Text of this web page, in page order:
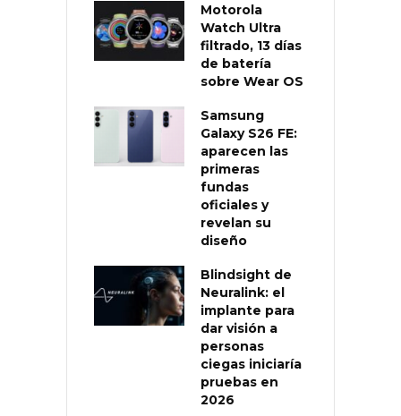
Motorola
Watch Ultra
filtrado, 13 días
de batería
sobre Wear OS
Samsung
Galaxy S26 FE:
aparecen las
primeras
fundas
oficiales y
revelan su
diseño
Blindsight de
Neuralink: el
implante para
dar visión a
personas
ciegas iniciaría
pruebas en
2026